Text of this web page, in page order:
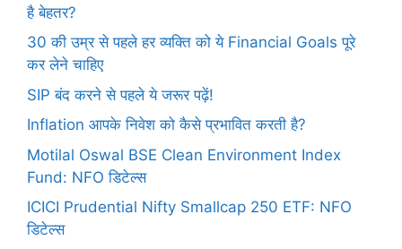
है बेहतर?
30 की उम्र से पहले हर व्यक्ति को ये Financial Goals पूरे
कर लेने चाहिए
SIP बंद करने से पहले ये जरूर पढ़ें!
Inflation आपके निवेश को कैसे प्रभावित करती है?
Motilal Oswal BSE Clean Environment Index
Fund: NFO डिटेल्स
ICICI Prudential Nifty Smallcap 250 ETF: NFO
डिटेल्स